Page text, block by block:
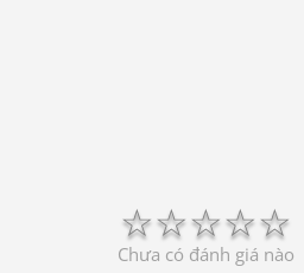
☆
☆
☆
☆
☆
Chưa có đánh giá nào